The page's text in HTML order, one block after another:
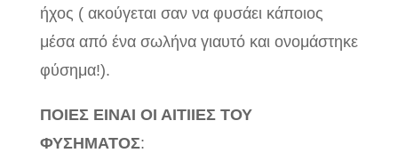
ήχος ( ακούγεται σαν να φυσάει κάποιος
μέσα από ένα σωλήνα γιαυτό και ονομάστηκε
φύσημα!).
ΠΟΙΕΣ ΕΙΝΑΙ ΟΙ ΑΙΤΙΙΕΣ ΤΟΥ
ΦΥΣΗΜΑΤΟΣ: